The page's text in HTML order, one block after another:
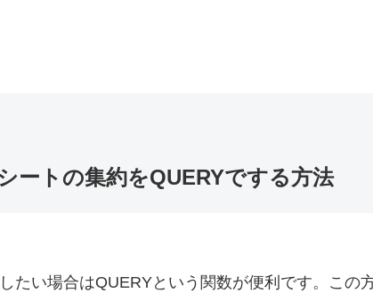
ートの集約をQUERYでする方法
たい場合はQUERYという関数が便利です。この